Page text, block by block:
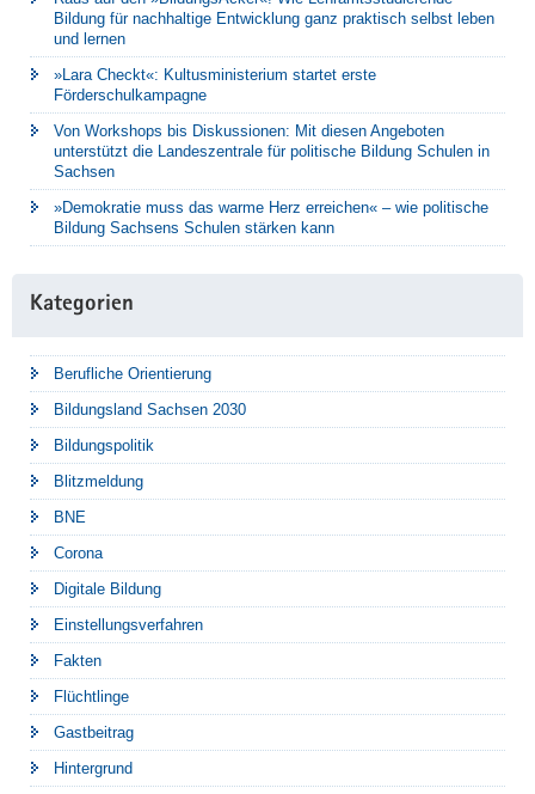
Bildung für nachhaltige Entwicklung ganz praktisch selbst leben
und lernen
»Lara Checkt«: Kultusministerium startet erste
Förderschulkampagne
Von Workshops bis Diskussionen: Mit diesen Angeboten
unterstützt die Landeszentrale für politische Bildung Schulen in
Sachsen
»Demokratie muss das warme Herz erreichen« – wie politische
Bildung Sachsens Schulen stärken kann
Kategorien
Berufliche Orientierung
Bildungsland Sachsen 2030
Bildungspolitik
Blitzmeldung
BNE
Corona
Digitale Bildung
Einstellungsverfahren
Fakten
Flüchtlinge
Gastbeitrag
Hintergrund